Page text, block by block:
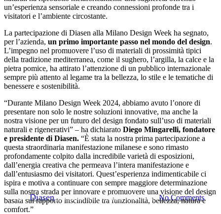
Chiusura della Milano Design
Week 2024. Diasen festeggia il
suo debutto con un grande
successo
By Diasen23 Aprile, 2024Marzo 16th, 2026No Comments
un’esperienza sensoriale e creando connessioni profonde tra i
visitatori e l’ambiente circostante.
La partecipazione di Diasen alla Milano Design Week ha segnato,
per l’azienda, un primo importante passo nel mondo del design.
L’impegno nel promuovere l’uso di materiali di prossimità tipici
della tradizione mediterranea, come il sughero, l’argilla, la calce e la
pietra pomice, ha attirato l’attenzione di un pubblico internazionale
sempre più attento al legame tra la bellezza, lo stile e le tematiche di
benessere e sostenibilità.
“Durante Milano Design Week 2024, abbiamo avuto l’onore di
presentare non solo le nostre soluzioni innovative, ma anche la
nostra visione per un futuro del design fondato sull’uso di materiali
naturali e rigenerativi” – ha dichiarato Diego Mingarelli, fondatore
e presidente di Diasen. “È stata la nostra prima partecipazione a
questa straordinaria manifestazione milanese e sono rimasto
profondamente colpito dalla incredibile varietà di esposizioni,
dall’energia creativa che permeava l’intera manifestazione e
dall’entusiasmo dei visitatori. Quest’esperienza indimenticabile ci
ispira e motiva a continuare con sempre maggiore determinazione
sulla nostra strada per innovare e promuovere una visione del design
basata sul rapporto inscindibile tra funzionalità, bellezza, natura e
comfort.”